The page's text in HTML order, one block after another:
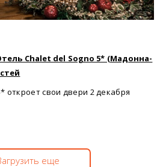
Chalet del Sogno 5* (Мадонна-
откроет свои двери 2 декабря
еще